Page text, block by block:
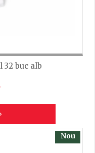
buc alb
Nou